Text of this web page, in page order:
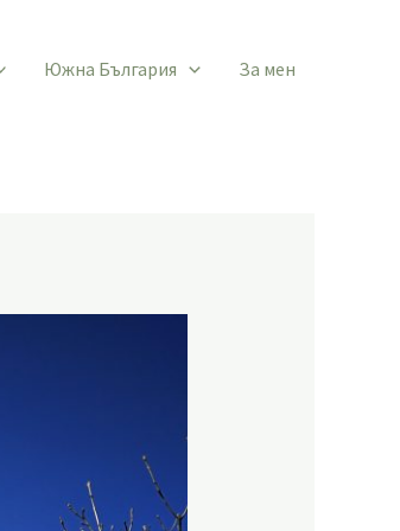
Южна България За мен